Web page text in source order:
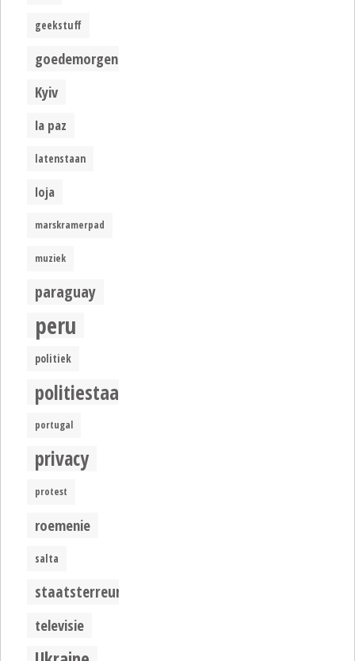
geekstuff
goedemorgen
Kyiv
la paz
latenstaan
loja
marskramerpad
muziek
paraguay
peru
politiek
politiestaat
portugal
privacy
protest
roemenie
salta
staatsterreur
televisie